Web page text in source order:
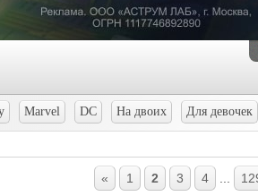
Marvel DC На двоих Для девочек
« 1 2 3 4